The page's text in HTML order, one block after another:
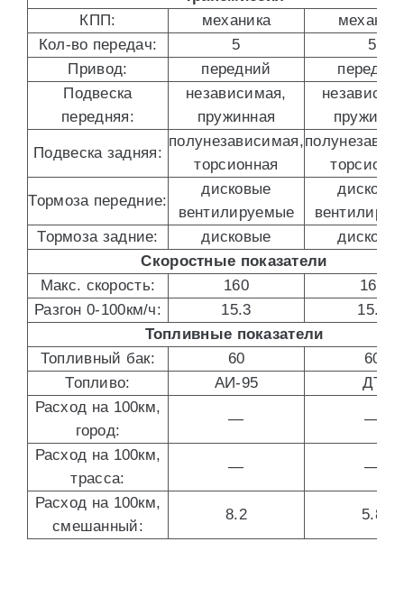
КПП:
механика
Кол-во передач:
5
5
Привод:
передний
Подвеска
передняя:
независимая,
пружинная
Подвеска задняя:
полунезависимая,
торсионная
Тормоза передние:
дисковые
вентилируемые
Тормоза задние:
дисковые
Скоростные показатели
Макс. скорость:
160
160
Разгон 0-100км/ч:
15.3
15.3
Топливные показатели
Топливный бак:
60
60
Топливо:
АИ-95
ДТ
Расход на 100км,
город:
— —
Расход на 100км,
трасса:
— —
Расход на 100км,
смешанный:
8.2 5.8